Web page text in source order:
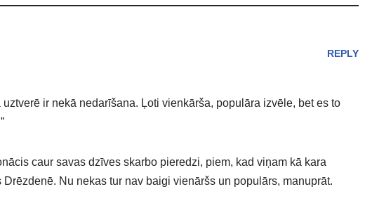
REPLY
ir nekā nedarīšana. Ļoti vienkārša, populāra izvēle, bet es to
caur savas dzīves skarbo pieredzi, piem, kad viņam kā kara
Nu nekas tur nav baigi vienāršs un populārs, manuprāt.